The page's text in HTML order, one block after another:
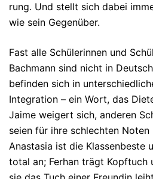
rung. Und stellt sich dabei
wie sein Gegenüber.
Fast alle Schülerinnen und
Bachmann sind nicht in
befinden sich in
Integration – ein Wort, das
Jaime weigert sich, ande­ren
seien für ihre schlechten
Anastasia ist die Klassenbeste
total an; Ferhan trägt Kopftuch